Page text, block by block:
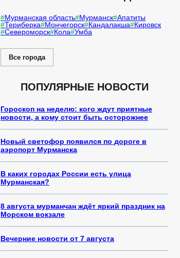
Мурманская область Мурманск Апатиты
Териберка
Мончегорск Кандалакша
Кировск
Североморск Кола Умба
Все города
ПОПУЛЯРНЫЕ НОВОСТИ
Гороскоп на неделю: кого ждут приятные
новости, а кому стоит быть осторожнее
Новый светофор появился по дороге в
аэропорт Мурманска
В каких городах России есть улица
Мурманская?
8 августа мурманчан ждёт яркий праздник на
Морском вокзале
Вечерние новости от 7 августа